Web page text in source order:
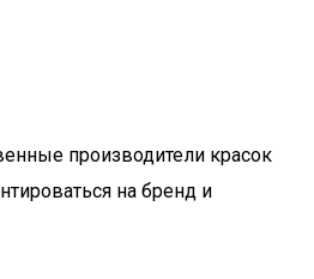
производители красок
на бренд и